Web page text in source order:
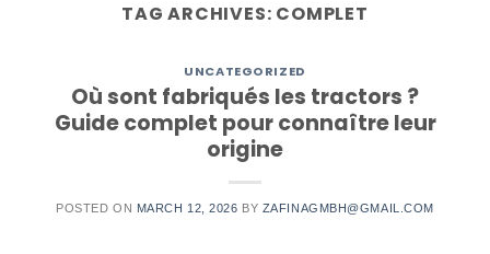
TAG ARCHIVES: COMPLET
UNCATEGORIZED
Où sont fabriqués les tractors ?
Guide complet pour connaître leur
origine
POSTED ON MARCH 12, 2026 BY ZAFINAGMBH@GMAIL.COM